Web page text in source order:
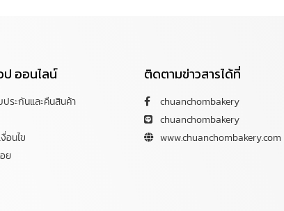
ป ออนไลน์
ประกันและคืนสินค้า
อนไข
ย
ติดตามข่าวสารได้ที่
chuanchombakery
chuanchombakery
www.chuanchombakery.com